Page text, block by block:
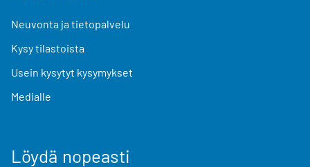
Neuvonta ja tietopalvelu
Kysy tilastoista
Usein kysytyt kysymykset
Medialle
Löydä nopeasti